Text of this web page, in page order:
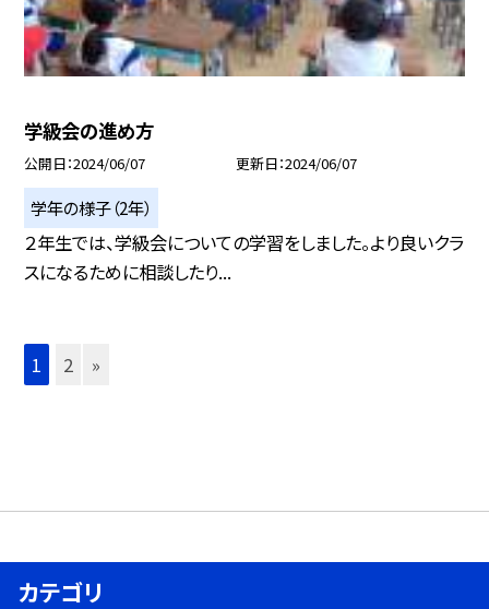
学級会の進め方
公開日 2024/06/07 更新日 2024/06/07
学年の様子（2年）
２年生では、学級会についての学習をしました。より良いクラ
スになるために相談したり...
1 2 »
カテゴリ